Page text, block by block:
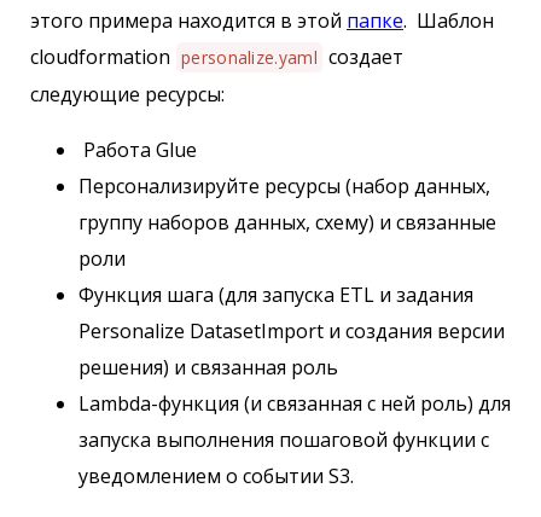
этого примера находится в этой папке. Шаблон
cloudformation personalize.yaml создает
следующие ресурсы:
Работа Glue
Персонализируйте ресурсы (набор данных,
группу наборов данных, схему) и связанные
роли
Функция шага (для запуска ETL и задания
Personalize DatasetImport и создания версии
решения) и связанная роль
Lambda-функция (и связанная с ней роль) для
запуска выполнения пошаговой функции с
уведомлением о событии S3.